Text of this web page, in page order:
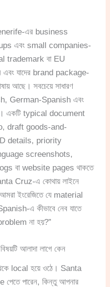
এর business
এবং small companies-
trademark বা EU
যাদের brand package-
আছে। সবচেয়ে সাধারণ
German-Spanish এবং
একটি typical document
draft goods-and-
details, priority
screenshots,
বা website pages থাকতে
Cruz-এ কোথায় লাইনে
ইংরেজিতে যে material
এ কীভাবে নেব যাতে
না হয়?”
আলাদা লাগে কেন
local হয়ে ওঠে। Santa
পারেন, কিন্তু আপনার